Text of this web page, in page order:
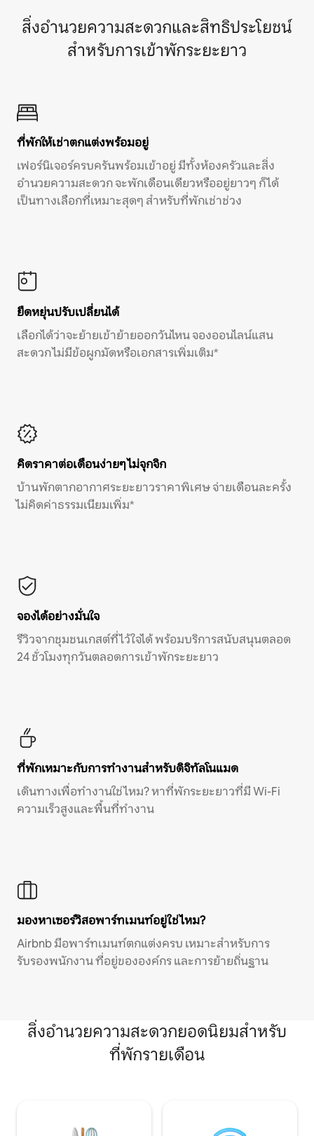
สิ่งอำนวยความสะดวกและสิทธิประโยชน์
สำหรับการเข้าพักระยะยาว
ที่พักให้เช่าตกแต่งพร้อมอยู่
เฟอร์นิเจอร์ครบครันพร้อมเข้าอยู่ มีทั้งห้องครัวและสิ่ง
อำนวยความสะดวก จะพักเดือนเดียวหรืออยู่ยาวๆ ก็ได้
เป็นทางเลือกที่เหมาะสุดๆ สำหรับที่พักเช่าช่วง
ยืดหยุ่นปรับเปลี่ยนได้
เลือกได้ว่าจะย้ายเข้าย้ายออกวันไหน จองออนไลน์แสน
สะดวก ไม่มีข้อผูกมัดหรือเอกสารเพิ่มเติม*
คิดราคาต่อเดือนง่ายๆ ไม่จุกจิก
บ้านพักตากอากาศระยะยาวราคาพิเศษ จ่ายเดือนละครั้ง
ไม่คิดค่าธรรมเนียมเพิ่ม*
จองได้อย่างมั่นใจ
รีวิวจากชุมชนเกสต์ที่ไว้ใจได้ พร้อมบริการสนับสนุนตลอด
24 ชั่วโมงทุกวันตลอดการเข้าพักระยะยาว
ที่พักเหมาะกับการทำงานสำหรับดิจิทัลโนแมด
เดินทางเพื่อทำงานใช่ไหม? หาที่พักระยะยาวที่มี Wi-Fi
ความเร็วสูงและพื้นที่ทำงาน
มองหาเซอร์วิสอพาร์ทเมนท์อยู่ใช่ไหม?
Airbnb มีอพาร์ทเมนท์ตกแต่งครบ เหมาะสำหรับการ
รับรองพนักงาน ที่อยู่ขององค์กร และการย้ายถิ่นฐาน
สิ่งอำนวยความสะดวกยอดนิยมสำหรับ
ที่พักรายเดือน